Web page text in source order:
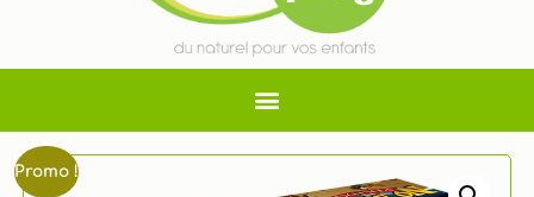
Promo !